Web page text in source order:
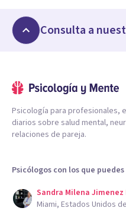
Consulta a
Psicología para profesionales,
diarios sobre salud mental,
relaciones de pareja.
Psicólogos con los que
Sandra Milena Jimenez
Miami, Estados Unidos